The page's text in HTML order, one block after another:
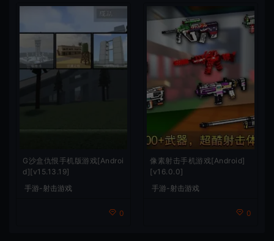
G沙盒仇恨手机版游戏[Androi
d][v15.13.19]
手游-射击游戏
0
像素射击手机游戏[Android]
[v16.0.0]
手游-射击游戏
0